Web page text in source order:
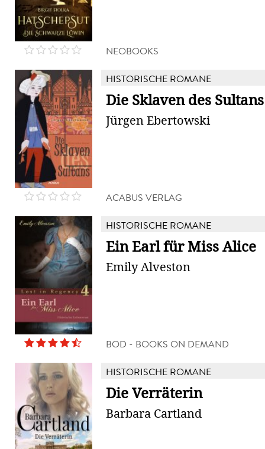
NEOBOOKS
HISTORISCHE ROMANE
Die Sklaven des Sultans
Jürgen Ebertowski
ACABUS VERLAG
HISTORISCHE ROMANE
Ein Earl für Miss Alice
Emily Alveston
BOD - BOOKS ON DEMAND
HISTORISCHE ROMANE
Die Verräterin
Barbara Cartland